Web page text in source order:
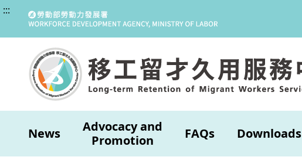
:::
News
Advocacy and
Promotion
FAQs Downloads